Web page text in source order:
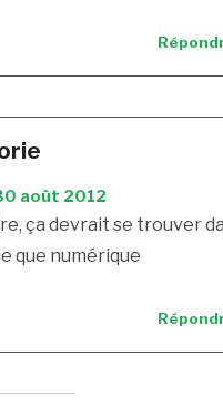
août 2012
ça devrait se trouver
que numérique